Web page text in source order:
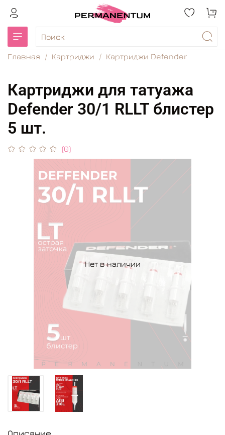
Главная Картриджи Картриджи Defender
Картриджи для татуажа
Defender 30/1 RLLT блистер
5 шт.
(0)
Нет в наличии